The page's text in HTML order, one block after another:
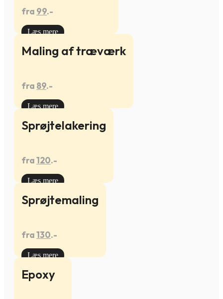
fra 99.-
Læs mere
Maling af træværk
fra 89.-
Læs mere
Sprøjtelakering
fra120.-
Læs mere
Sprøjtemaling
fra130.-
Læs mere
Epoxy